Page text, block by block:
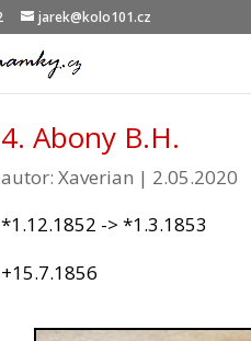
jarek@kolo101.cz
4. Abony B.H.
autor:Xaverian | 2.05.2020
*1.12.1852 -> *1.3.1853
+15.7.1856